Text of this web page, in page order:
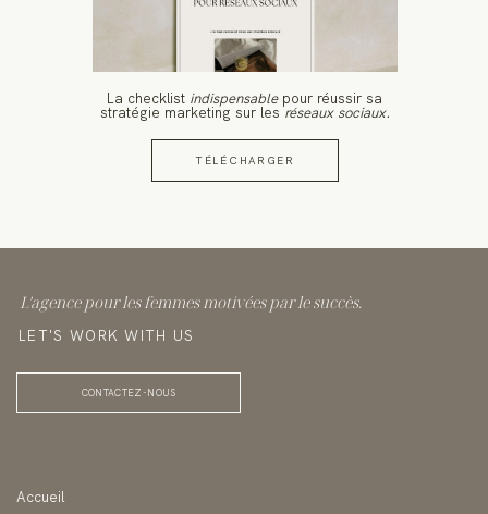
La checklist indispensablepour réussir sa
stratégie marketing sur lesréseaux sociaux.
TÉLÉCHARGER
Accueil
L'agence pour les femmes motivées par le succès.
LET'S WORK WITH US
CONTACTEZ-NOUS